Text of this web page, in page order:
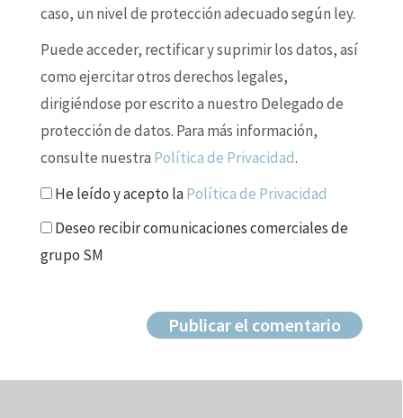
caso, un nivel de protección adecuado según ley.
Puede acceder, rectificar y suprimir los datos, así
como ejercitar otros derechos legales,
dirigiéndose por escrito a nuestro Delegado de
protección de datos. Para más información,
consulte nuestra Política de Privacidad.
He leído y acepto laPolítica de Privacidad
Deseo recibir comunicaciones comerciales de
grupo SM